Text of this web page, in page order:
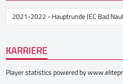
KARRIERE
Player statistics powered by